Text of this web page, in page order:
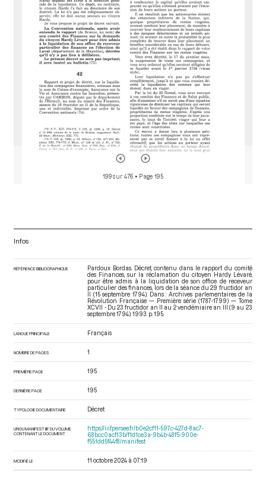
199 sur 476 • Page 195
Infos
RÉFÉRENCE BIBLIOGRAPHIQUE
Pardoux Bordas. Décret, contenu dans le rapport du comité
des Finances, sur la réclamation du citoyen Hardy Lévaré,
pour être admis à la liquidation de son office de receveur
particulier des finances, lors de la séance du 29 fructidor an
II (15 septembre 1794). Dans : Archives parlementaires de la
Révolution Française — Première série (1787-1799) — Tome
XCVII - Du 23 fructidor an II au 2 vendémiaire an III (9 au 23
septembre 1794) . 1993. p. 195.
LANGUE PRINCIPALE Français
NOMBRE DE PAGES 1
PREMIÈRE PAGE 195
DERNIÈRE PAGE 195
TYPOLOGIE DOCUMENTAIRE Décret
URI DU MANIFEST IIIF DU VOLUME
CONTENANT LE DOCUMENT
https://iiif.persee.fr/b0e2cf11-597c-427d-8ac7-
68bcc0acf13b/f1d1ce3a-9b4b-48f5-900e-
f551dd5f44f8/manifest
MODIFIÉ LE 11 octobre 2024 à 07:19